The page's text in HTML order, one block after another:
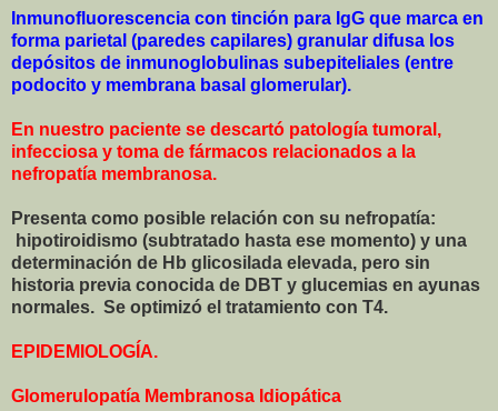
Inmunofluorescencia con tinción para IgG que marca en
forma parietal (paredes capilares) granular difusa los
depósitos de inmunoglobulinas subepiteliales (entre
podocito y membrana basal glomerular).
En nuestro paciente se descartó patología tumoral,
infecciosa y toma de fármacos relacionados a la
nefropatía membranosa.
Presenta como posible relación con su nefropatía:
hipotiroidismo (subtratado hasta ese momento) y una
determinación de Hb glicosilada elevada, pero sin
historia previa conocida de DBT y glucemias en ayunas
normales. Se optimizó el tratamiento con T4.
EPIDEMIOLOGÍA.
Glomerulopatía Membranosa Idiopática